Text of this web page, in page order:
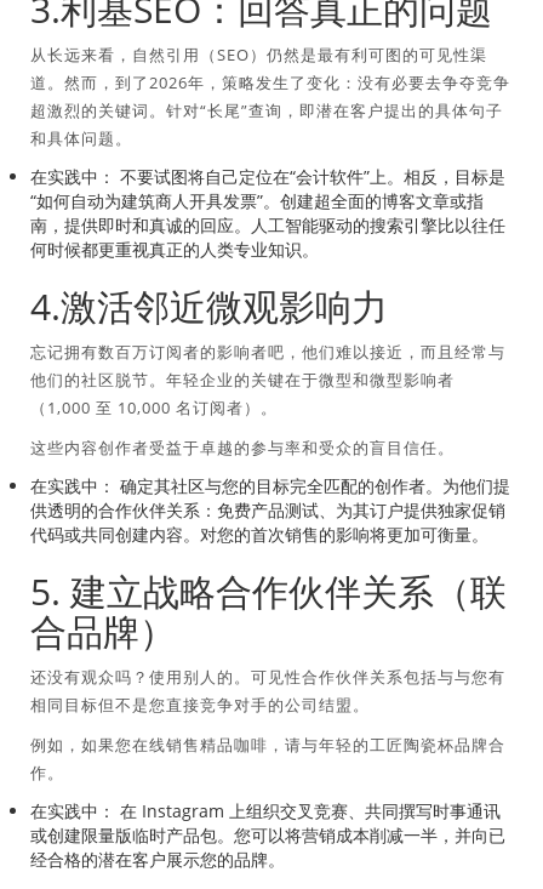
从长远来看，自然引用（SEO）仍然是最有利可图的可见性渠
道。然而，到了2026年，策略发生了变化：没有必要去争夺竞争
超激烈的关键词。针对“长尾”查询，即潜在客户提出的具体句子
和具体问题。
在实践中： 不要试图将自己定位在“会计软件”上。相反，目标是
“如何自动为建筑商人开具发票”。创建超全面的博客文章或指
南，提供即时和真诚的回应。人工智能驱动的搜索引擎比以往任
何时候都更重视真正的人类专业知识。
4.激活邻近微观影响力
忘记拥有数百万订阅者的影响者吧，他们难以接近，而且经常与
他们的社区脱节。年轻企业的关键在于微型和微型影响者
（1,000 至 10,000 名订阅者）。
这些内容创作者受益于卓越的参与率和受众的盲目信任。
在实践中： 确定其社区与您的目标完全匹配的创作者。为他们提
供透明的合作伙伴关系：免费产品测试、为其订户提供独家促销
代码或共同创建内容。对您的首次销售的影响将更加可衡量。
5. 建立战略合作伙伴关系（联
合品牌）
还没有观众吗？使用别人的。可见性合作伙伴关系包括与与您有
相同目标但不是您直接竞争对手的公司结盟。
例如，如果您在线销售精品咖啡，请与年轻的工匠陶瓷杯品牌合
作。
在实践中： 在 Instagram 上组织交叉竞赛、共同撰写时事通讯
或创建限量版临时产品包。您可以将营销成本削减一半，并向已
经合格的潜在客户展示您的品牌。